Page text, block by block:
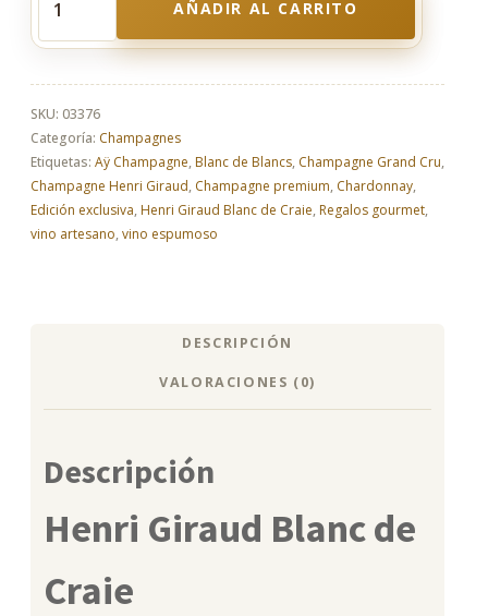
Giraud
de
Craie
artesano
|
Champagne
premium
cantidad
AÑADIR AL CARRITO
SKU: 03376
Categoría: Champagnes
Etiquetas: Aÿ Champagne, Blanc de Blancs, Champagne Grand Cru,
Champagne Henri Giraud, Champagne premium, Chardonnay,
Edición exclusiva, Henri Giraud Blanc de Craie, Regalos gourmet,
vino artesano,vino espumoso
DESCRIPCIÓN
VALORACIONES (0)
Descripción
Henri Giraud Blanc de
Craie